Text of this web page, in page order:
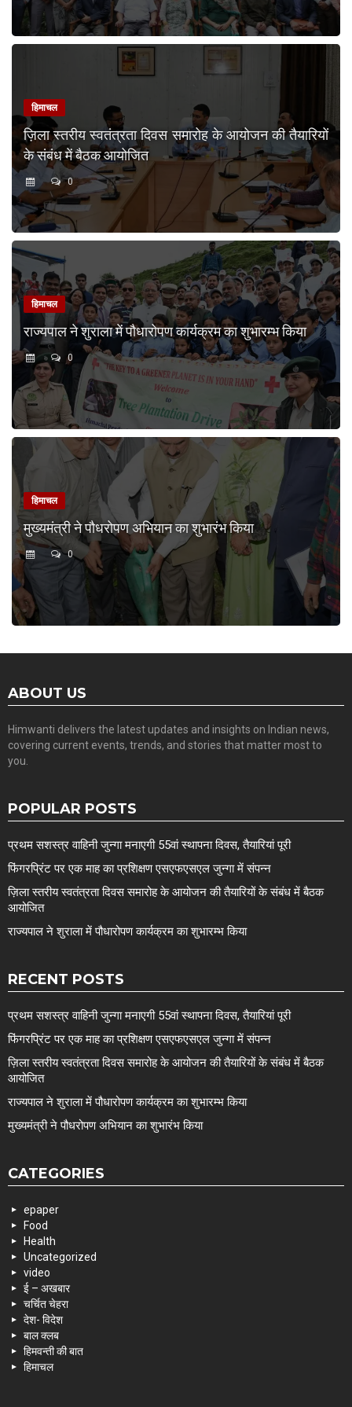
हिमाचल
ज़िला स्तरीय स्वतंत्रता दिवस समारोह के आयोजन की तैयारियों
के संबंध में बैठक आयोजित
0
हिमाचल
राज्यपाल ने शुराला में पौधारोपण कार्यक्रम का शुभारम्भ किया
0
हिमाचल
मुख्यमंत्री ने पौधरोपण अभियान का शुभारंभ किया
0
ABOUT US
Himwanti delivers the latest updates and insights on Indian news,
covering current events, trends, and stories that matter most to
you.
POPULAR POSTS
प्रथम सशस्त्र वाहिनी जुन्गा मनाएगी 55वां स्थापना दिवस, तैयारियां पूरी
फिंगरप्रिंट पर एक माह का प्रशिक्षण एसएफएसएल जुन्गा में संपन्न
ज़िला स्तरीय स्वतंत्रता दिवस समारोह के आयोजन की तैयारियों के संबंध में बैठक
आयोजित
राज्यपाल ने शुराला में पौधारोपण कार्यक्रम का शुभारम्भ किया
RECENT POSTS
प्रथम सशस्त्र वाहिनी जुन्गा मनाएगी 55वां स्थापना दिवस, तैयारियां पूरी
फिंगरप्रिंट पर एक माह का प्रशिक्षण एसएफएसएल जुन्गा में संपन्न
ज़िला स्तरीय स्वतंत्रता दिवस समारोह के आयोजन की तैयारियों के संबंध में बैठक
आयोजित
राज्यपाल ने शुराला में पौधारोपण कार्यक्रम का शुभारम्भ किया
मुख्यमंत्री ने पौधरोपण अभियान का शुभारंभ किया
CATEGORIES
epaper
Food
Health
Uncategorized
video
ई – अखबार
चर्चित चेहरा
देश- विदेश
बाल क्लब
हिमवन्ती की बात
हिमाचल